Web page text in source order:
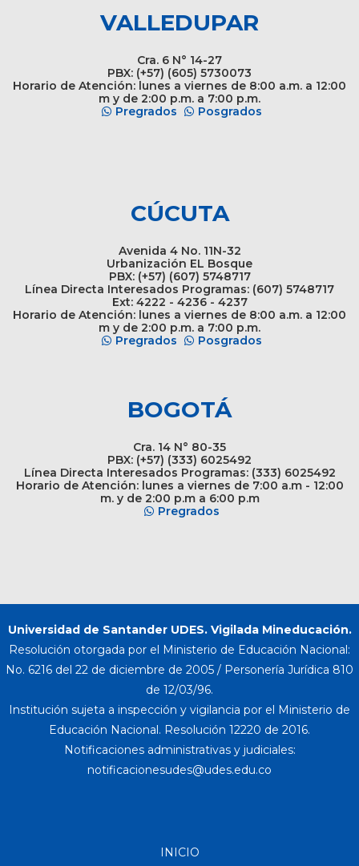
VALLEDUPAR
Cra. 6 N° 14-27
PBX: (+57) (605) 5730073
Horario de Atención: lunes a viernes de 8:00 a.m. a 12:00
m y de 2:00 p.m. a 7:00 p.m.
Pregrados
Posgrados
CÚCUTA
Avenida 4 No. 11N-32
Urbanización EL Bosque
PBX: (+57) (607) 5748717
Línea Directa Interesados Programas: (607) 5748717
Ext: 4222 - 4236 - 4237
Horario de Atención: lunes a viernes de 8:00 a.m. a 12:00
m y de 2:00 p.m. a 7:00 p.m.
Pregrados
Posgrados
BOGOTÁ
Cra. 14 N° 80-35
PBX: (+57) (333) 6025492
Línea Directa Interesados Programas: (333) 6025492
Horario de Atención: lunes a viernes de 7:00 a.m - 12:00
m. y de 2:00 p.m a 6:00 p.m
Pregrados
Universidad de Santander UDES. Vigilada Mineducación.
Resolución otorgada por el Ministerio de Educación Nacional:
No. 6216 del 22 de diciembre de 2005 / Personería Jurídica 810
de 12/03/96.
Institución sujeta a inspección y vigilancia por el Ministerio de
Educación Nacional. Resolución 12220 de 2016.
Notificaciones administrativas y judiciales:
INICIO